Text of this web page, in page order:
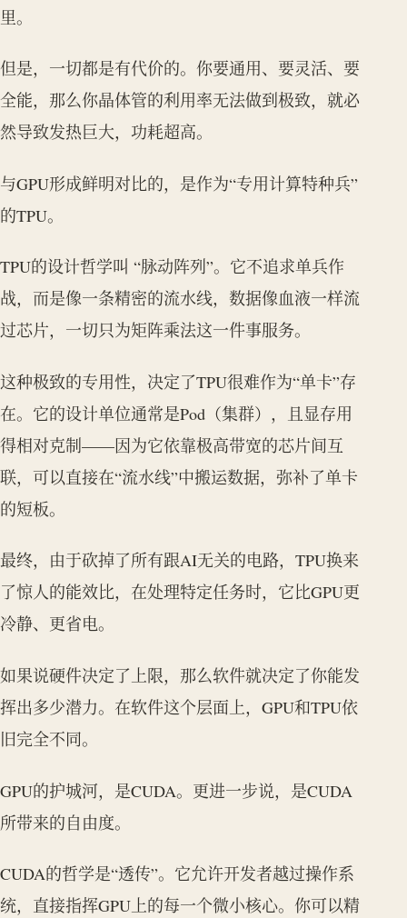
里。
但是，一切都是有代价的。你要通用、要灵活、要
全能，那么你晶体管的利用率无法做到极致，就必
然导致发热巨大，功耗超高。
与GPU形成鲜明对比的，是作为“专用计算特种兵”
的TPU。
TPU的设计哲学叫 “脉动阵列”。它不追求单兵作
战，而是像一条精密的流水线，数据像血液一样流
过芯片，一切只为矩阵乘法这一件事服务。
这种极致的专用性，决定了TPU很难作为“单卡”存
在。它的设计单位通常是Pod（集群），且显存用
得相对克制——因为它依靠极高带宽的芯片间互
联，可以直接在“流水线”中搬运数据，弥补了单卡
的短板。
最终，由于砍掉了所有跟AI无关的电路，TPU换来
了惊人的能效比，在处理特定任务时，它比GPU更
冷静、更省电。
如果说硬件决定了上限，那么软件就决定了你能发
挥出多少潜力。在软件这个层面上，GPU和TPU依
旧完全不同。
GPU的护城河，是CUDA。更进一步说，是CUDA
所带来的自由度。
CUDA的哲学是“透传”。它允许开发者越过操作系
统，直接指挥GPU上的每一个微小核心。你可以精